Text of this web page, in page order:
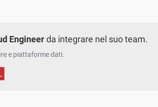
Engineerda integrare nel suo team.
e piattaforme dati.